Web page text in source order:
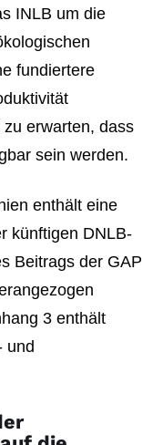
INLB um die
fundiertere
erwarten, dass
sein werden.
enthält eine
künftigen DNLB-
Beitrags der GAP
3 enthält
und